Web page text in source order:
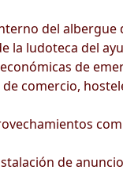
del albergue
la ludoteca del
de
comercio,
de